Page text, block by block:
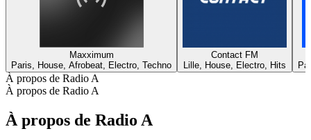
Maxximum
Paris, House, Afrobeat, Electro, Techno
Contact FM
Lille, House, Electro, Hits
À propos de Radio A
À propos de Radio A
À propos de Radio A